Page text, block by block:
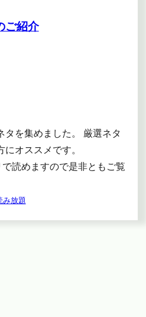
ご紹介
を集めました。 厳選ネタ
オススメです。
読めますので是非ともご覧
放題